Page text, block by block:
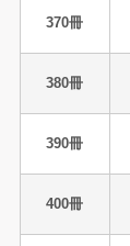
370冊
380冊
390冊
400冊